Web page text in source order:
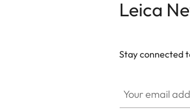
Leica
Stay connected